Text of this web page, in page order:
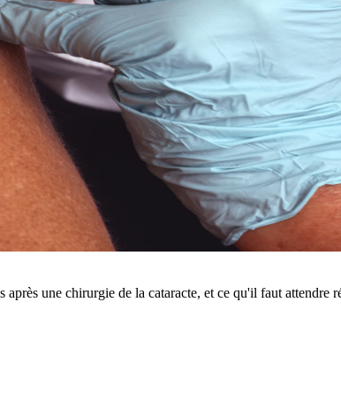
une chirurgie de la cataracte, et ce qu'il faut attendre